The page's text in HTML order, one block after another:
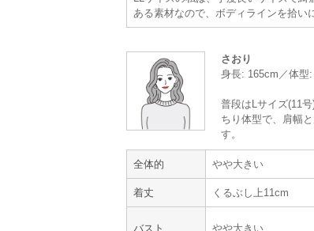
【一緒に注文した商品】
Hermoso luxe metoi
とにかくスピーディ
年齢 : 60代
身長 :
165〜169cm
体重 :60～64kg
体型 :
ややぽっちゃり
ある素材なので、ボディラインを拾い
さおり
身長: 165cm／体型
普段はLサイズ(11
ちり体型で、肩幅
す。
全体的 やや大きい
着丈 くるぶし上11cm
バスト やや大きい